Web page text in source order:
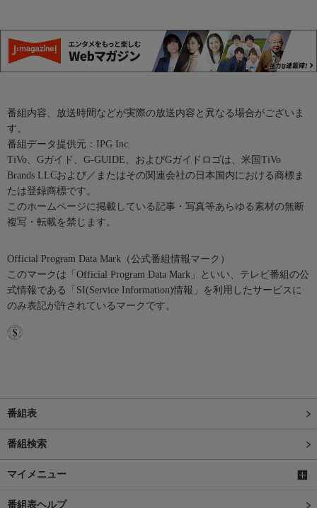
番組内容、放送時間などが実際の放送内容と異なる場合がございま
す。
番組データ提供元：IPG Inc.
TiVo、Gガイド、G-GUIDE、およびGガイドロゴは、米国TiVo
Brands LLCおよび／またはその関連会社の日本国内における商標ま
たは登録商標です。
このホームページに掲載している記事・写真等あらゆる素材の無断
複写・転載を禁じます。
Official Program Data Mark（公式番組情報マーク）
このマークは「Official Program Data Mark」といい、テレビ番組の公
式情報である「SI(Service Information)情報」を利用したサービスに
のみ表記が許されているマークです。
番組表
番組検索
マイメニュー
番組表ヘルプ